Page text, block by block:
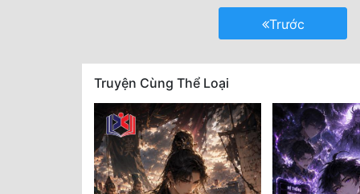
Trước
Truyện Cùng Thể Loại